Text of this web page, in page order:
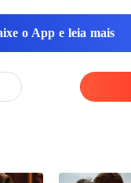
o App e leia mais